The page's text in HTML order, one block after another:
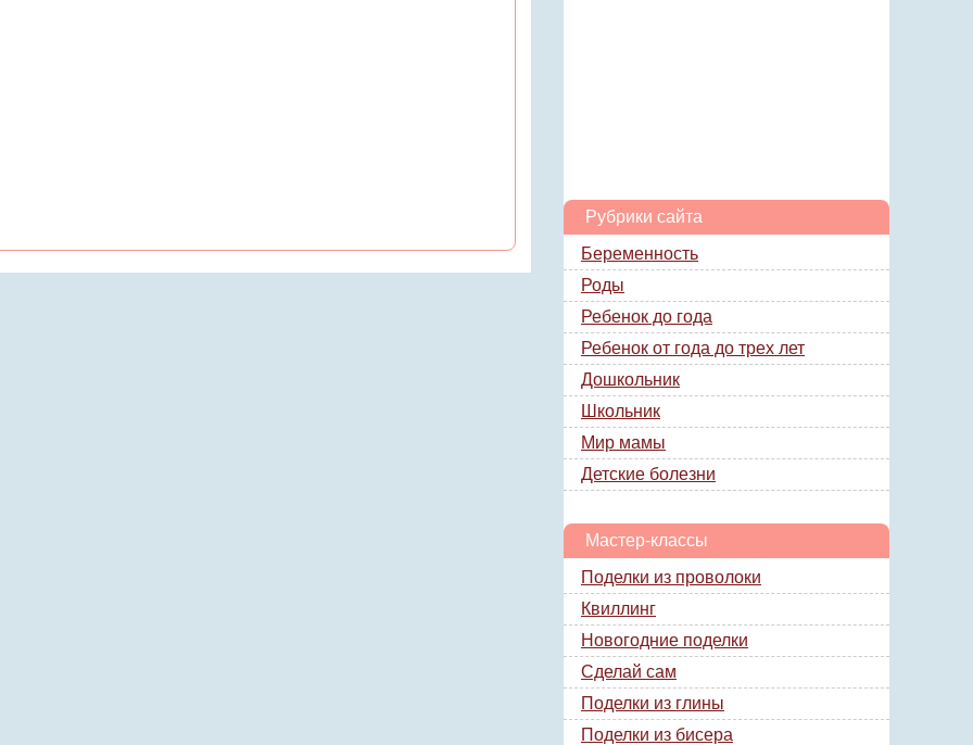
Рубрики сайта
Беременность
Роды
Ребенок до года
Ребенок от года до трех лет
Дошкольник
Школьник
Мир мамы
Детские болезни
Мастер-классы
Поделки из проволоки
Квиллинг
Новогодние поделки
Сделай сам
Поделки из глины
Поделки из бисера